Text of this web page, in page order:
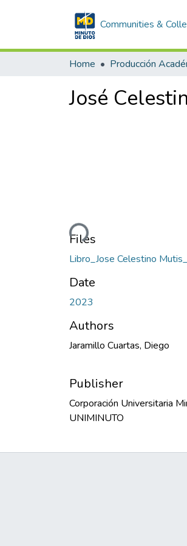
Communities &
Home Producción
José
Loading...
Files
Libro_Jose Celestino
Date
2023
Authors
Jaramillo Cuartas, Diego
Publisher
Corporación Universitaria
UNIMINUTO